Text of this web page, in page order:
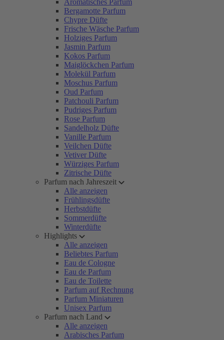
Aromatisches Parfum
Bergamotte Parfum
Chypre Düfte
Frische Wäsche Parfum
Holziges Parfum
Jasmin Parfum
Kokos Parfum
Maiglöckchen Parfum
Molekül Parfum
Moschus Parfum
Oud Parfum
Patchouli Parfum
Pudriges Parfum
Rose Parfum
Sandelholz Düfte
Vanille Parfum
Veilchen Düfte
Vetiver Düfte
Würziges Parfum
Zitrische Düfte
Parfum nach Jahreszeit
Alle anzeigen
Frühlingsdüfte
Herbstdüfte
Sommerdüfte
Winterdüfte
Highlights
Alle anzeigen
Beliebtes Parfum
Eau de Cologne
Eau de Parfum
Eau de Toilette
Parfum auf Rechnung
Parfum Miniaturen
Unisex Parfum
Parfum nach Land
Alle anzeigen
Arabisches Parfum